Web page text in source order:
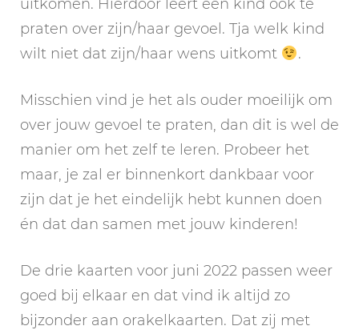
uitkomen. Hierdoor leert een kind ook te
praten over zijn/haar gevoel. Tja welk kind
wilt niet dat zijn/haar wens uitkomt
.
Misschien vind je het als ouder moeilijk om
over jouw gevoel te praten, dan dit is wel de
manier om het zelf te leren. Probeer het
maar, je zal er binnenkort dankbaar voor
zijn dat je het eindelijk hebt kunnen doen
én dat dan samen met jouw kinderen!
De drie kaarten voor juni 2022 passen weer
goed bij elkaar en dat vind ik altijd zo
bijzonder aan orakelkaarten. Dat zij met